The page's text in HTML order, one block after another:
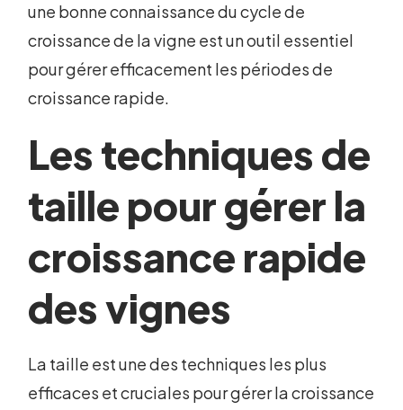
une bonne connaissance du cycle de
croissance de la vigne est un outil essentiel
pour gérer efficacement les périodes de
croissance rapide.
Les techniques de
taille pour gérer la
croissance rapide
des vignes
La taille est une des techniques les plus
efficaces et cruciales pour gérer la croissance